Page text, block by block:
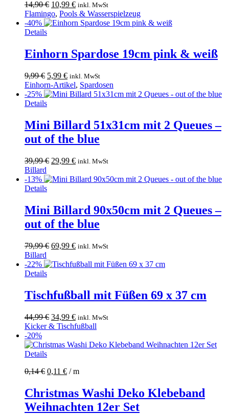
14,90€ Ursprünglicher
Preis
war:
10,99 €Aktueller
Preis
ist:
inkl. MwSt
Flamingo, Pools & Wasserspielzeug
-40%
DetailsDieses
mehrere
auf.
Die
Optionen
können
der
Produktseite
gewählt
Einhorn Spardose 19cm pink & weiß
9,99€ Ursprünglicher
Preis
war:
9,99 €
5,99 €Aktueller
Preis
ist:
inkl. MwSt
Einhorn-Artikel, Spardosen
-25%
Details
Mini Billard 51x31cm mit 2 Queues –
out of the blue
39,99€ Ursprünglicher
war:
29,99 €Aktueller
ist:
inkl. MwSt
Billard
-13%
Details
Mini Billard 90x50cm mit 2 Queues –
out of the blue
79,99€ Ursprünglicher
war:
69,99 €Aktueller
ist:
inkl. MwSt
Billard
-22%
Details
Tischfußball mit Füßen 69 x 37 cm
44,99€ Ursprünglicher
Preis
44,99 €
34,99 €Aktueller
Preis
34,99 €.
inkl. MwSt
Kicker & Tischfußball
-20%
Details
0,14€ 0,11 € /m
Christmas Washi Deko Klebeband
Weihnachten 12er Set